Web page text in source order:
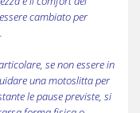
cambiato per
se non essere in
una motoslitta per
le pause previste, si